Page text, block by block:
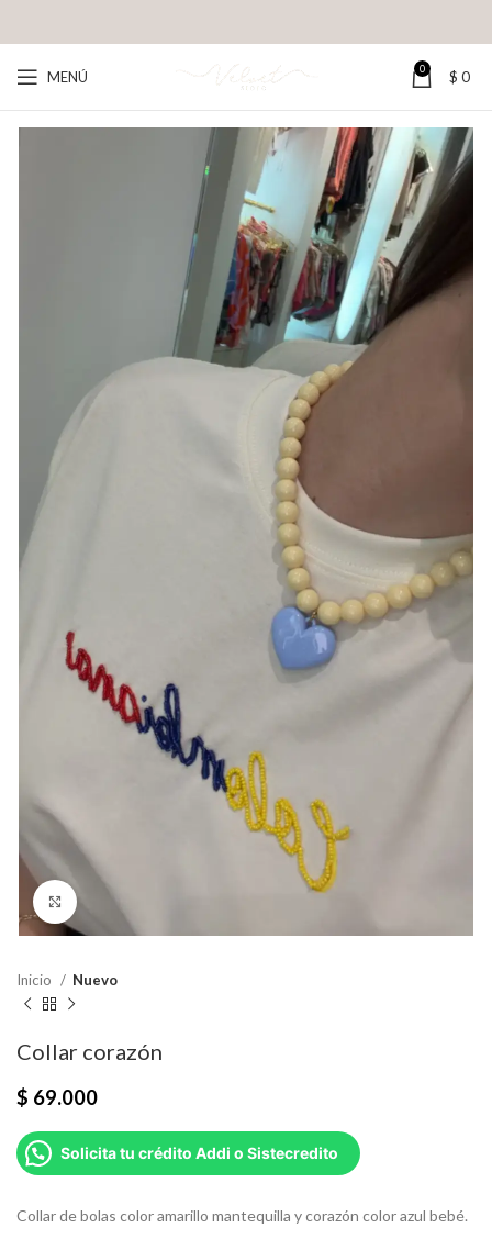
MENÚ 0 $ 0
Click para agrandar
Inicio Nuevo
Collar corazón
$ 69.000
Solicita tu crédito Addi o Sistecredito
Collar de bolas color amarillo mantequilla y corazón color azul bebé.